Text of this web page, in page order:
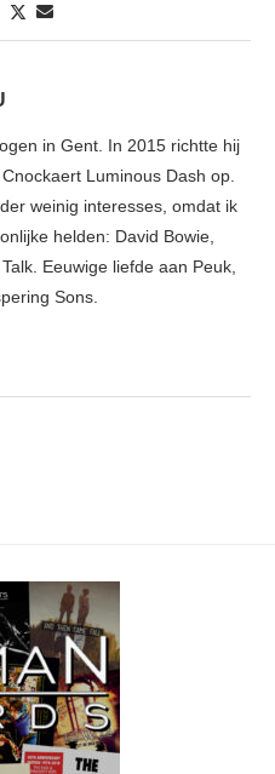
in Gent. In 2015 richtte hij
Luminous Dash op.
weinig interesses, omdat ik
helden: David Bowie,
Eeuwige liefde aan Peuk,
Sons.